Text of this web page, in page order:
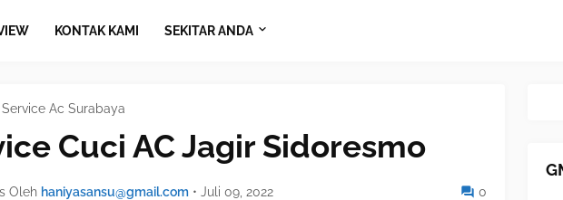
KONTAK KAMI SEKITAR ANDA
Service Ac Surabaya
Cuci AC Jagir Sidoresmo
Oleh haniyasansu@gmail.com • Juli 09, 2022 0